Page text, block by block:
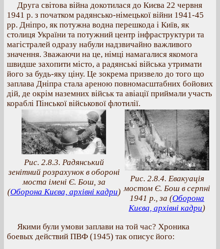
Друга світова війна докотилася до Києва 22 червня
1941 р. з початком радянсько-німецької війни 1941-45
рр. Дніпро, як потужна водна перешкода і Київ, як
столиця України та потужний центр інфраструктури та
магістралей одразу набули надзвичайно важливого
значення. Зважаючи на це, німці намагалися якомога
швидше захопити місто, а радянські війська утримати
його за будь-яку ціну. Це зокрема призвело до того що
заплава Дніпра стала ареною повномасштабних бойових
дій, де окрім наземних військ та авіації приймали участь
кораблі Пінської військової флотилії.
Рис. 2.8.3. Радянський
зенітний розрахунок в обороні
моста імені Є. Бош, за
(Оборона Києва, архівні кадри)
Рис. 2.8.4. Евакуація
мостом Є. Бош в серпні
1941 р., за (Оборона
Києва, архівні кадри)
Якими були умови заплави на той час? Хроника
боевых действий ПВФ (1945) так описує його: